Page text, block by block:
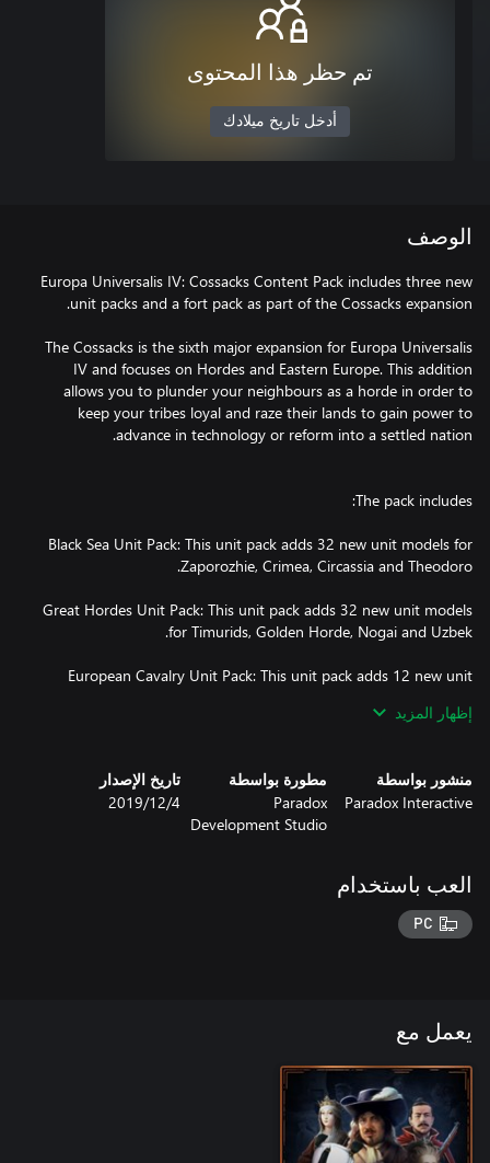
تم حظر هذا المحتوى
أدخل تاريخ ميلادك
الوصف
Europa Universalis IV: Cossacks Content Pack includes three new
The Cossacks is the sixth major expansion for Europa Universalis
IV and focuses on Hordes and Eastern Europe. This addition
allows you to plunder your neighbours as a horde in order to
keep your tribes loyal and raze their lands to gain power to
Black Sea Unit Pack: This unit pack adds 32 new unit models for
Great Hordes Unit Pack: This unit pack adds 32 new unit models
European Cavalry Unit Pack: This unit pack adds 12 new unit
إظهار المزيد
منشور بواسطة
Paradox Interactive
مطورة بواسطة
Paradox
Development Studio
تاريخ الإصدار
4‏/12‏/2019
العب باستخدام
PC
يعمل مع